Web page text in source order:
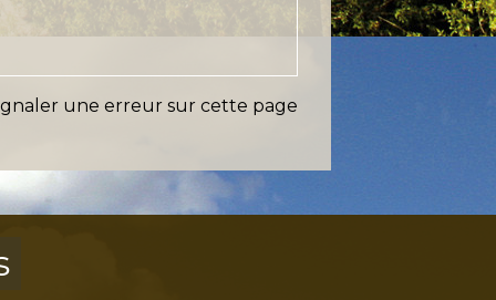
une erreur sur cette page